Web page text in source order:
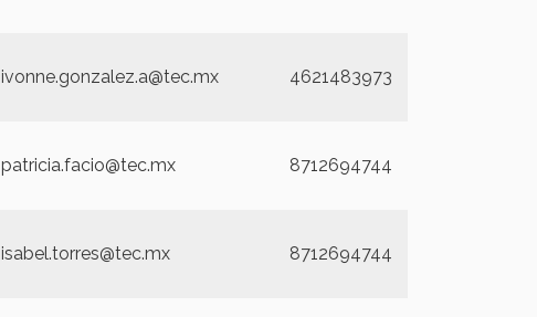
ivonne.gonzalez.a@tec.mx 4621483973
patricia.facio@tec.mx 8712694744
isabel.torres@tec.mx 8712694744